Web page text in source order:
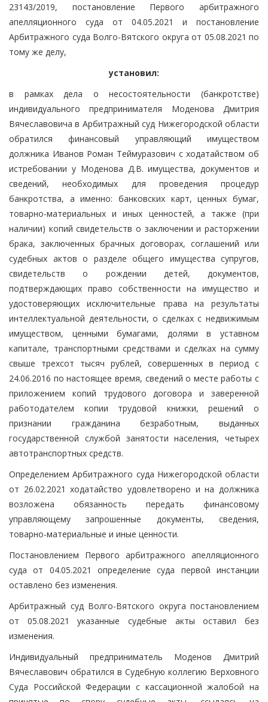
23143/2019, постановление Первого арбитражного
апелляционного суда от 04.05.2021 и постановление
Арбитражного суда Волго-Вятского округа от 05.08.2021 по
тому же делу,
установил:
в рамках дела о несостоятельности (банкротстве)
индивидуального предпринимателя Моденова Дмитрия
Вячеславовича в Арбитражный суд Нижегородской области
обратился финансовый управляющий имуществом
должника Иванов Роман Теймуразович с ходатайством об
истребовании у Моденова Д.В. имущества, документов и
сведений, необходимых для проведения процедур
банкротства, а именно: банковских карт, ценных бумаг,
товарно-материальных и иных ценностей, а также (при
наличии) копий свидетельств о заключении и расторжении
брака, заключенных брачных договорах, соглашений или
судебных актов о разделе общего имущества супругов,
свидетельств о рождении детей, документов,
подтверждающих право собственности на имущество и
удостоверяющих исключительные права на результаты
интеллектуальной деятельности, о сделках с недвижимым
имуществом, ценными бумагами, долями в уставном
капитале, транспортными средствами и сделках на сумму
свыше трехсот тысяч рублей, совершенных в период с
24.06.2016 по настоящее время, сведений о месте работы с
приложением копий трудового договора и заверенной
работодателем копии трудовой книжки, решений о
признании гражданина безработным, выданных
государственной службой занятости населения, четырех
автотранспортных средств.
Определением Арбитражного суда Нижегородской области
от 26.02.2021 ходатайство удовлетворено и на должника
возложена обязанность передать финансовому
управляющему запрошенные документы, сведения,
товарно-материальные и иные ценности.
Постановлением Первого арбитражного апелляционного
суда от 04.05.2021 определение суда первой инстанции
оставлено без изменения.
Арбитражный суд Волго-Вятского округа постановлением
от 05.08.2021 указанные судебные акты оставил без
изменения.
Индивидуальный предприниматель Моденов Дмитрий
Вячеславович обратился в Судебную коллегию Верховного
Суда Российской Федерации с кассационной жалобой на